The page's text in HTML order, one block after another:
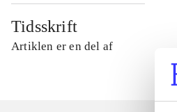
Tidsskrift
Artiklen er en del af